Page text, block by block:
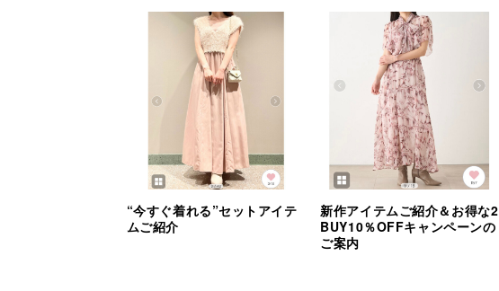
“今すぐ着れる”セットアイテ
ムご紹介
新作アイテムご紹介＆お得な2
BUY10％OFFキャンペーンの
ご案内